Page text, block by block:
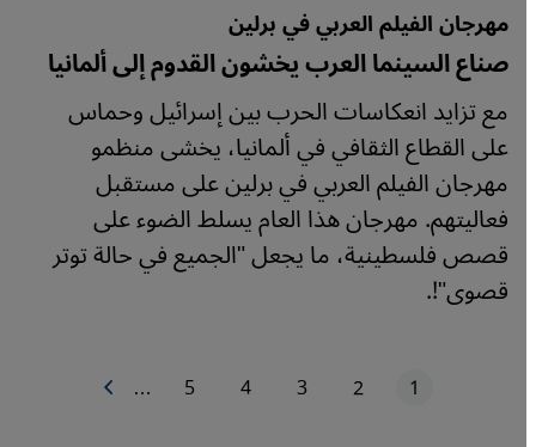
مهرجان الفيلم العربي في برلين
صناع السينما العرب يخشون القدوم إلى ألمانيا
مع تزايد انعكاسات الحرب بين إسرائيل وحماس
على القطاع الثقافي في ألمانيا، يخشى منظمو
مهرجان الفيلم العربي في برلين على مستقبل
فعاليتهم. مهرجان هذا العام يسلط الضوء على
قصص فلسطينية، ما يجعل "الجميع في حالة توتر
قصوى"!.
الصفحة الحاليّة1 الصفحة2 الصفحة3 الصفحة4 الصفحة5
… الصفحة التالية